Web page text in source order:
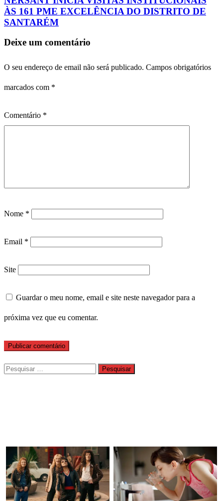
ÀS 161 PME EXCELÊNCIA DO DISTRITO DE
SANTARÉM
Deixe um comentário
O seu endereço de email não será publicado. Campos obrigatórios
marcados com *
Comentário *
Nome *
Email *
Site
Guardar o meu nome, email e site neste navegador para a
próxima vez que eu comentar.
Pesquisar
por: